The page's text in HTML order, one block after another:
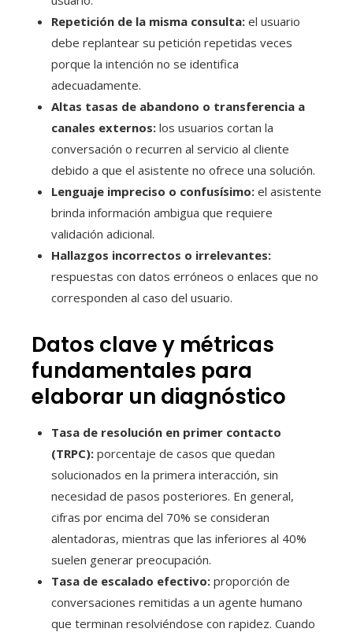
Repetición de la misma consulta: el usuario
debe replantear su petición repetidas veces
porque la intención no se identifica
adecuadamente.
Altas tasas de abandono o transferencia a
canales externos: los usuarios cortan la
conversación o recurren al servicio al cliente
debido a que el asistente no ofrece una solución.
Lenguaje impreciso o confusísimo: el asistente
brinda información ambigua que requiere
validación adicional.
Hallazgos incorrectos o irrelevantes:
respuestas con datos erróneos o enlaces que no
corresponden al caso del usuario.
Datos clave y métricas
fundamentales para
elaborar un diagnóstico
Tasa de resolución en primer contacto
(TRPC): porcentaje de casos que quedan
solucionados en la primera interacción, sin
necesidad de pasos posteriores. En general,
cifras por encima del 70% se consideran
alentadoras, mientras que las inferiores al 40%
suelen generar preocupación.
Tasa de escalado efectivo: proporción de
conversaciones remitidas a un agente humano
que terminan resolviéndose con rapidez. Cuando